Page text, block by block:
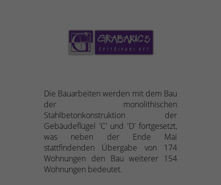
Die Bauarbeiten werden mit dem Bau
der monolithischen
Stahlbetonkonstruktion der
Gebäudeflügel 'C' und 'D' fortgesetzt,
was neben der Ende Mai
stattfindenden Übergabe von 174
Wohnungen den Bau weiterer 154
Wohnungen bedeutet.